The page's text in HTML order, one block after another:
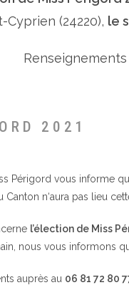
Cyprien (24220), le
Renseignements
2021
Périgord vous informe
Canton n‘aura pas lieu
l’élection de Miss
nous vous informons
auprès au 06 81 72 80